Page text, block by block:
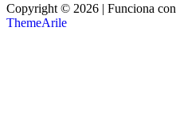
Copyright © 2026 | Funciona con
ThemeArile